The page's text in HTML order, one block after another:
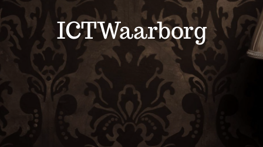
Servicepunten
Webwinkel
ICTWaarborg